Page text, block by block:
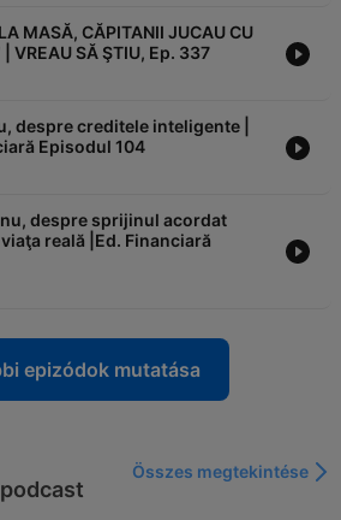
MASĂ, CĂPITANII JUCAU CU
| VREAU SĂ ŞTIU, Ep. 337
despre creditele inteligente |
Episodul 104
despre sprijinul acordat
reală |Ed. Financiară
epizódok mutatása
Összes megtekintése